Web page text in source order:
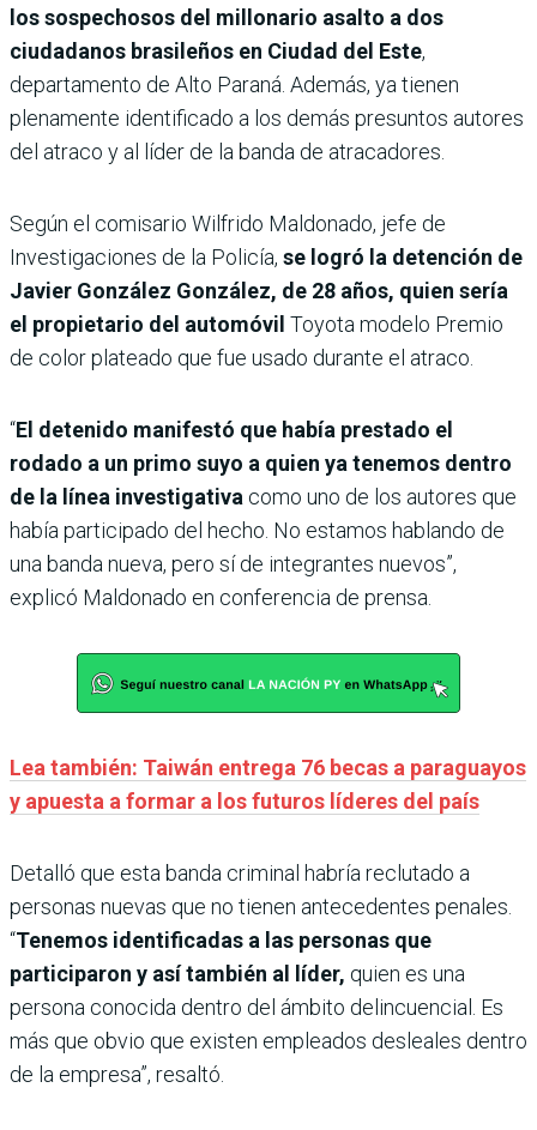
los sospechosos del millonario asalto a dos
ciudadanos brasileños en Ciudad del Este,
departamento de Alto Paraná. Además, ya tienen
plenamente identificado a los demás presuntos autores
del atraco y al líder de la banda de atracadores.
Según el comisario Wilfrido Maldonado, jefe de
Investigaciones de la Policía, se logró la detención de
Javier González González, de 28 años, quien sería
el propietario del automóvil Toyota modelo Premio
de color plateado que fue usado durante el atraco.
“El detenido manifestó que había prestado el
rodado a un primo suyo a quien ya tenemos dentro
de la línea investigativa como uno de los autores que
había participado del hecho. No estamos hablando de
una banda nueva, pero sí de integrantes nuevos”,
explicó Maldonado en conferencia de prensa.
Lea también: Taiwán entrega 76 becas a paraguayos
y apuesta a formar a los futuros líderes del país
Detalló que esta banda criminal habría reclutado a
personas nuevas que no tienen antecedentes penales.
“Tenemos identificadas a las personas que
participaron y así también al líder, quien es una
persona conocida dentro del ámbito delincuencial. Es
más que obvio que existen empleados desleales dentro
de la empresa”, resaltó.